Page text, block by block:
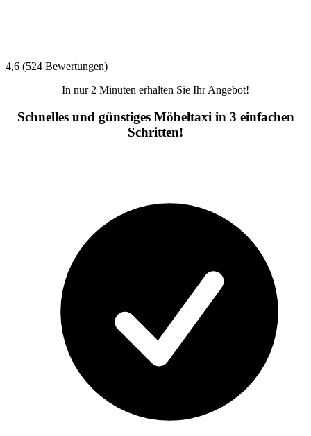
4,6 (524 Bewertungen)
In nur 2 Minuten erhalten Sie Ihr Angebot!
Schnelles und günstiges Möbeltaxi in 3 einfachen
Schritten!